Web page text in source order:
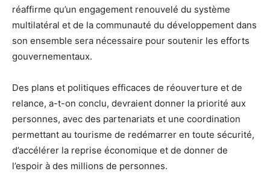
réaffirme qu’un engagement renouvelé du système
multilatéral et de la communauté du développement dans
son ensemble sera nécessaire pour soutenir les efforts
gouvernementaux.
Des plans et politiques efficaces de réouverture et de
relance, a-t-on conclu, devraient donner la priorité aux
personnes, avec des partenariats et une coordination
permettant au tourisme de redémarrer en toute sécurité,
d’accélérer la reprise économique et de donner de
l’espoir à des millions de personnes.